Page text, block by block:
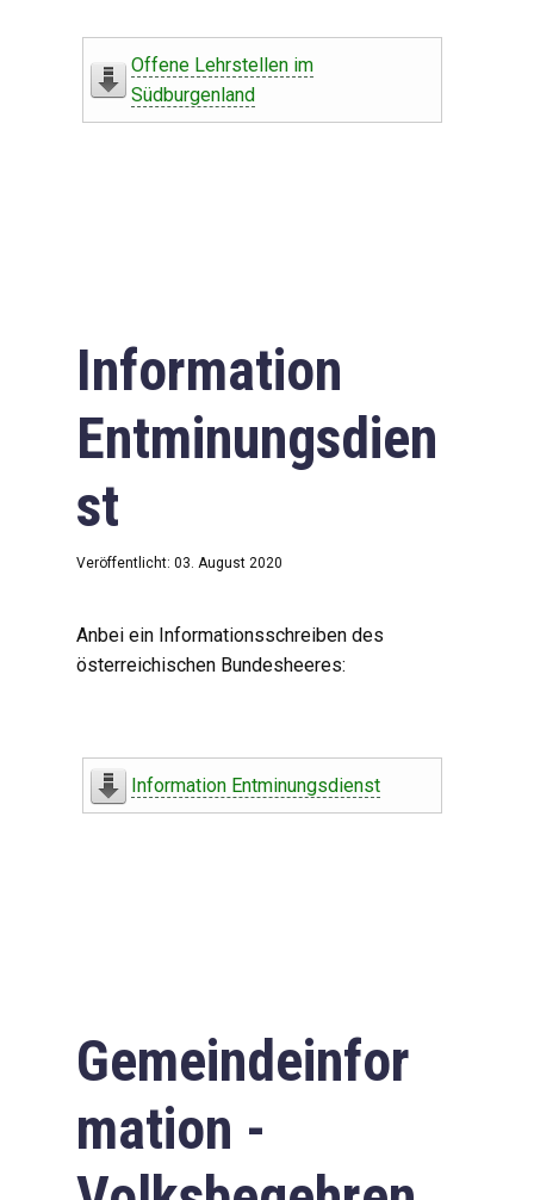
Offene Lehrstellen im
Südburgenland
Information
Entminungsdien
st
Veröffentlicht: 03. August 2020
Anbei ein Informationsschreiben des
österreichischen Bundesheeres:
Information Entminungsdienst
Gemeindeinfor
mation -